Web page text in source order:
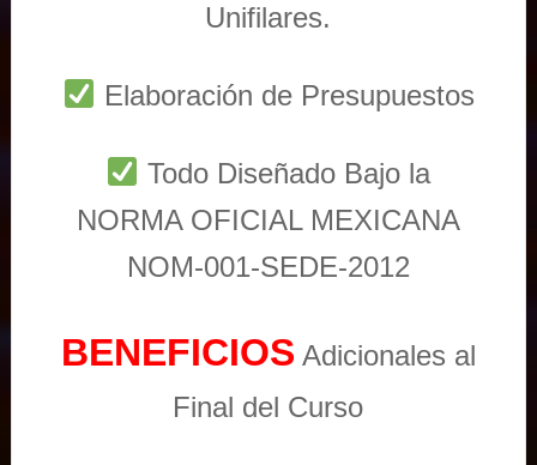
Unifilares.
Elaboración de Presupuestos
Todo Diseñado Bajo la
NORMA OFICIAL MEXICANA
NOM-001-SEDE-2012
BENEFICIOS Adicionales al
Final del Curso